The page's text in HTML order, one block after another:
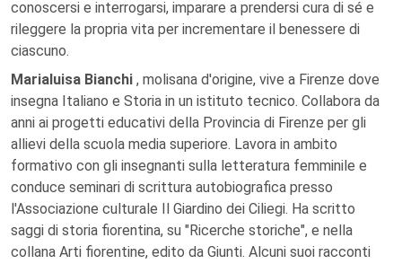
conoscersi e interrogarsi, imparare a prendersi cura di sé e
rileggere la propria vita per incrementare il benessere di
ciascuno.
Marialuisa Bianchi , molisana d'origine, vive a Firenze dove
insegna Italiano e Storia in un istituto tecnico. Collabora da
anni ai progetti educativi della Provincia di Firenze per gli
allievi della scuola media superiore. Lavora in ambito
formativo con gli insegnanti sulla letteratura femminile e
conduce seminari di scrittura autobiografica presso
l'Associazione culturale Il Giardino dei Ciliegi. Ha scritto
saggi di storia fiorentina, su "Ricerche storiche", e nella
collana Arti fiorentine, edito da Giunti. Alcuni suoi racconti